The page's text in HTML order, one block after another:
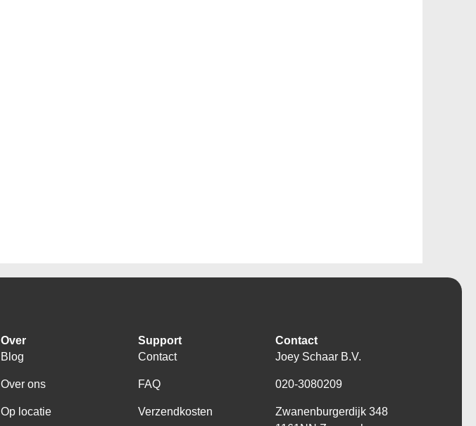
Over
Blog
Over ons
Op locatie
Support
Contact
FAQ
Verzendkosten
Contact
Joey Schaar B.V.
020-3080209
Zwanenburgerdijk 348